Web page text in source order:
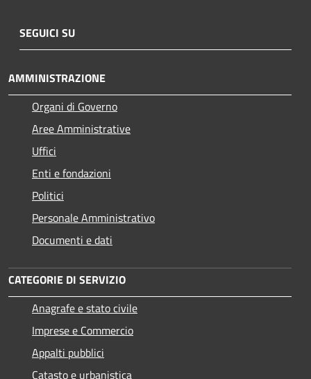
SEGUICI SU
AMMINISTRAZIONE
Organi di Governo
Aree Amministrative
Uffici
Enti e fondazioni
Politici
Personale Amministrativo
Documenti e dati
CATEGORIE DI SERVIZIO
Anagrafe e stato civile
Imprese e Commercio
Appalti pubblici
Catasto e urbanistica